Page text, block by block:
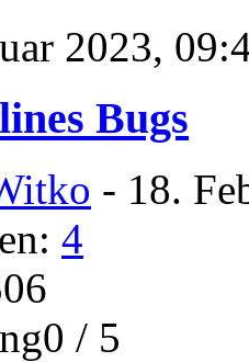
2023,
Bugs
- 18.
4
/ 5